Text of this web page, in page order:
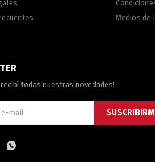
Medios de
recibí todas nuestras novedades!
